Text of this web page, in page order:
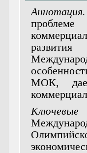
Аннотация.
МОК,